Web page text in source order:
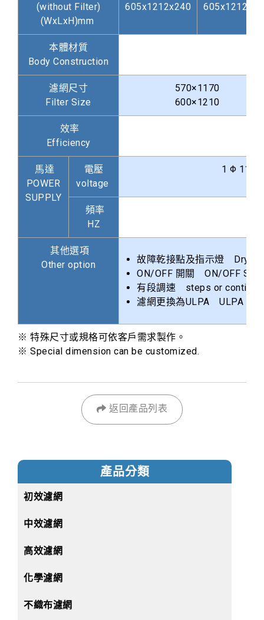
產品分類
初效濾網
中效濾網
高效濾網
化學濾網
不織布濾網
(without Filter)
(WxLxH)mm
605x1212x240
本體材質
Body Construction
濾網尺寸
Filter Size
570×1170
600×1210
效率
Efficiency
馬達
POWER
SUPPLY
電壓
voltage
1 Φ 110V
頻率
HZ
其他選項
Other option
故障乾接點及指示燈 Dry
ON/OFF 開關 ON/OFF
有段調速 steps or
濾網更換為ULPA ULPA
※ 特殊尺寸或規格可依客戶需求製作。
※ Special dimension can be customized.
返回產品列表